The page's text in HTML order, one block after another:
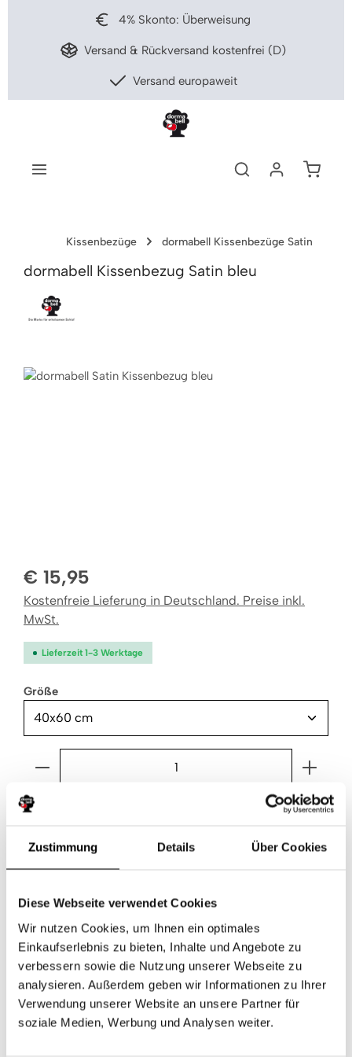
Zustimmung Details Über Cookies
Diese Webseite verwendet Cookies
Wir nutzen Cookies, um Ihnen ein optimales
Einkaufserlebnis zu bieten, Inhalte und Angebote zu
verbessern sowie die Nutzung unserer Webseite zu
analysieren. Außerdem geben wir Informationen zu Ihrer
Verwendung unserer Website an unsere Partner für
soziale Medien, Werbung und Analysen weiter.
4% Skonto: Überweisung
Versand & Rückversand kostenfrei (D)
Versand europaweit
Kissenbezüge dormabell Kissenbezüge Satin
dormabell Kissenbezug Satin bleu
Bildergalerie überspringen
€ 15,95
Kostenfreie Lieferung in Deutschland. Preise inkl.
MwSt.
Lieferzeit 1-3 Werktage
Größeauswählen
Produkt Anzahl: Gib den gewünschten Wert ein
Beschreibung
Der hochwertige dormabell Satin-Kissenbezug Bleu aus
feinem Satin, hergestellt nach den dormabell-
Qualitätsrichtlinien.Produ…
Produktsicherheit